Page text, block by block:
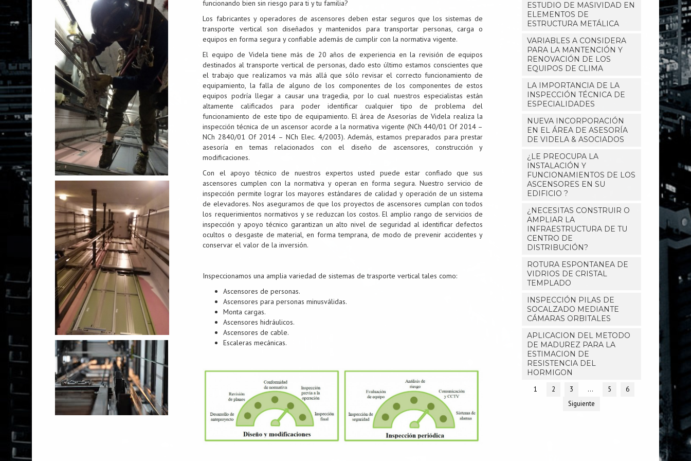
funcionando bien sin riesgo para ti y tu familia?
Los fabricantes y operadores de ascensores deben estar seguros que los sistemas de
transporte vertical son diseñados y mantenidos para transportar personas, carga o
equipos en forma segura y confiable además de cumplir con la normativa vigente.
El equipo de Videla tiene más de 20 años de experiencia en la revisión de equipos
destinados al transporte vertical de personas, dado esto último estamos conscientes que
el trabajo que realizamos va más allá que sólo revisar el correcto funcionamiento de
equipamiento, la falla de alguno de los componentes de los componentes de estos
equipos podría llegar a causar una tragedia, por lo cual nuestros especialistas están
altamente calificados para poder identificar cualquier tipo de problema del
funcionamiento de este tipo de equipamiento. El área de Asesorías de Videla realiza la
inspección técnica de un ascensor acorde a la normativa vigente (NCh 440/01 Of 2014 –
NCh 2840/01 Of 2014 – NCh Elec. 4/2003). Además, estamos preparados para prestar
asesoría en temas relacionados con el diseño de ascensores, construcción y
modificaciones.
Con el apoyo técnico de nuestros expertos usted puede estar confiado que sus
ascensores cumplen con la normativa y operan en forma segura. Nuestro servicio de
inspección permite lograr los mayores estándares de calidad y operación de un sistema
de elevadores. Nos aseguramos de que los proyectos de ascensores cumplan con todos
los requerimientos normativos y se reduzcan los costos. El amplio rango de servicios de
inspección y apoyo técnico garantizan un alto nivel de seguridad al identificar defectos
ocultos o desgaste de material, en forma temprana, de modo de prevenir accidentes y
conservar el valor de la inversión.
Inspeccionamos una amplia variedad de sistemas de trasporte vertical tales como:
Ascensores de personas.
Ascensores para personas minusválidas.
Monta cargas.
Ascensores hidráulicos.
Ascensores de cable.
Escaleras mecánicas.
ESTUDIO DE MASIVIDAD EN
ELEMENTOS DE
ESTRUCTURA METÁLICA
VARIABLES A CONSIDERA
PARA LA MANTENCIÓN Y
RENOVACIÓN DE LOS
EQUIPOS DE CLIMA
LA IMPORTANCIA DE LA
INSPECCIÓN TÉCNICA DE
ESPECIALIDADES
NUEVA INCORPORACIÓN
EN EL ÁREA DE ASESORÍA
DE VIDELA & ASOCIADOS
¿LE PREOCUPA LA
INSTALACIÓN Y
FUNCIONAMIENTOS DE LOS
ASCENSORES EN SU
EDIFICIO ?
¿NECESITAS CONSTRUIR O
AMPLIAR LA
INFRAESTRUCTURA DE TU
CENTRO DE
DISTRIBUCIÓN?
ROTURA ESPONTANEA DE
VIDRIOS DE CRISTAL
TEMPLADO
INSPECCIÓN PILAS DE
SOCALZADO MEDIANTE
CÁMARAS ORBITALES
APLICACION DEL METODO
DE MADUREZ PARA LA
ESTIMACION DE
RESISTENCIA DEL
HORMIGON
1 2 3 … 5
6
Siguiente